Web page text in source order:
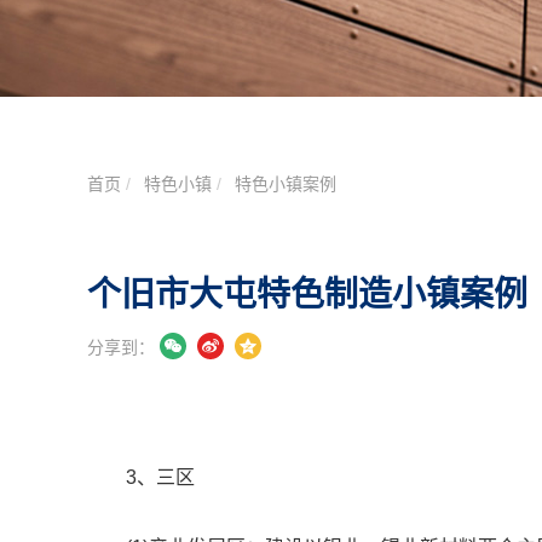
首页 特色小镇 特色小镇案例
个旧市大屯特色制造小镇案例
分享到：
3、三区